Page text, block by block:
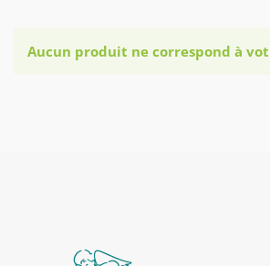
Aucun produit ne correspond à